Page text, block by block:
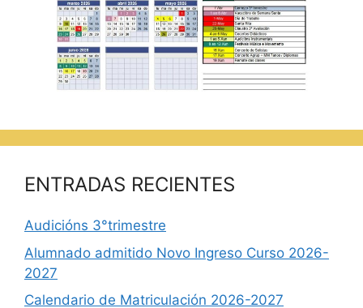
ENTRADAS RECIENTES
Audicións 3°trimestre
Alumnado admitido Novo Ingreso Curso 2026-
2027
Calendario de Matriculación 2026-2027